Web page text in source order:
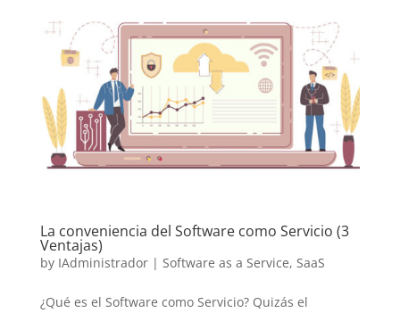
La conveniencia del Software como Servicio (3
Ventajas)
by IAdministrador| Software as a Service, SaaS
¿Qué es el Software como Servicio? Quizás el